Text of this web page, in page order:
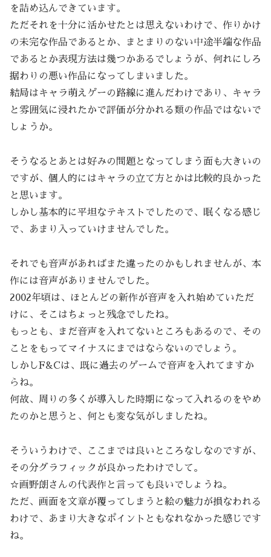
を詰め込んできています。
ただそれを十分に活かせたとは思えないわけで、作りかけ
の未完な作品であるとか、まとまりのない中途半端な作品
であるとか表現方法は幾つかあるでしょうが、何れにしろ
据わりの悪い作品になってしまいました。
結局はキャラ萌えゲーの路線に進んだわけであり、キャラ
と雰囲気に浸れたかで評価が分かれる類の作品ではないで
しょうか。
そうなるとあとは好みの問題となってしまう面も大きいの
ですが、個人的にはキャラの立て方とかは比較的良かった
と思います。
しかし基本的に平坦なテキストでしたので、眠くなる感じ
で、あまり入っていけませんでした。
それでも音声があればまた違ったのかもしれませんが、本
作には音声がありませんでした。
2002年頃は、ほとんどの新作が音声を入れ始めていただ
けに、そこはちょっと残念でしたね。
もっとも、まだ音声を入れてないところもあるので、その
ことをもってマイナスにまではならないのでしょう。
しかしF&Cは、既に過去のゲームで音声を入れてますか
らね。
何故、周りの多くが導入した時期になって入れるのをやめ
たのかと思うと、何とも変な気がしましたね。
そういうわけで、ここまでは良いところなしなのですが、
その分グラフィックが良かったわけでして。
☆画野朗さんの代表作と言っても良いでしょうね。
ただ、画面を文章が覆ってしまうと絵の魅力が損なわれる
わけで、あまり大きなポイントともなれなかった感じです
ね。